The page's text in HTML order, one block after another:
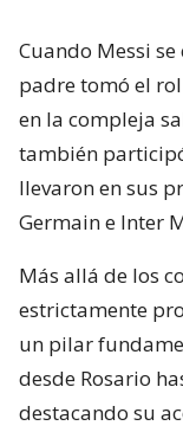
Cuando Messi
padre tomó el
en la compleja
también
llevaron en sus
Germain e Inter
Más allá de los
estrictamente
un pilar
desde Rosario
destacando su